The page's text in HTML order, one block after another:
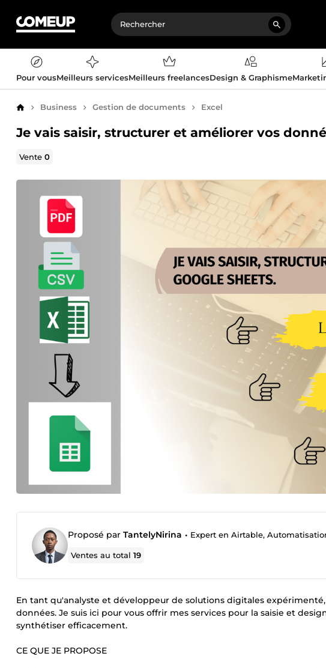
Pour vousMeilleurs servicesMeilleurs freelancesDesign & Graphisme
AccueilBusiness Gestion de documents Excel
Je vais saisir, structurer et améliorer vos
Vente0
Proposé par TantelyNirina • Expert en Airtable,
Ventes au total19
En tant qu'analyste et développeur de solutions digitales
données. Je suis ici pour vous offrir mes services pour la saisie et
synthétiser efficacement.
CE QUE JE PROPOSE